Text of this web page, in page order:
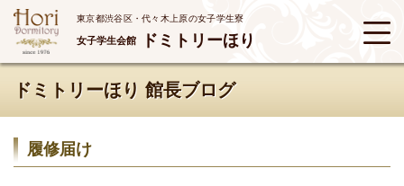
東京都渋谷区・代々木上原の女子学生寮
女子学生会館 ドミトリーほり
ドミトリーほり 館長ブログ
履修届け